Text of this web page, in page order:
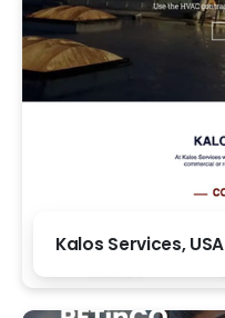
Kalos Services, USA